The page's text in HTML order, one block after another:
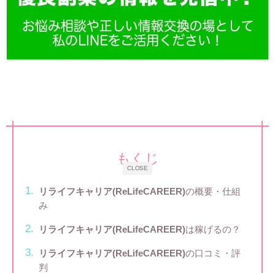
CLOSE
もくじ
リライフキャリア(ReLifeCAREER)の概要・仕組
み
リライフキャリア(ReLifeCAREER)は稼げるの？
リライフキャリア(ReLifeCAREER)の口コミ・評
判